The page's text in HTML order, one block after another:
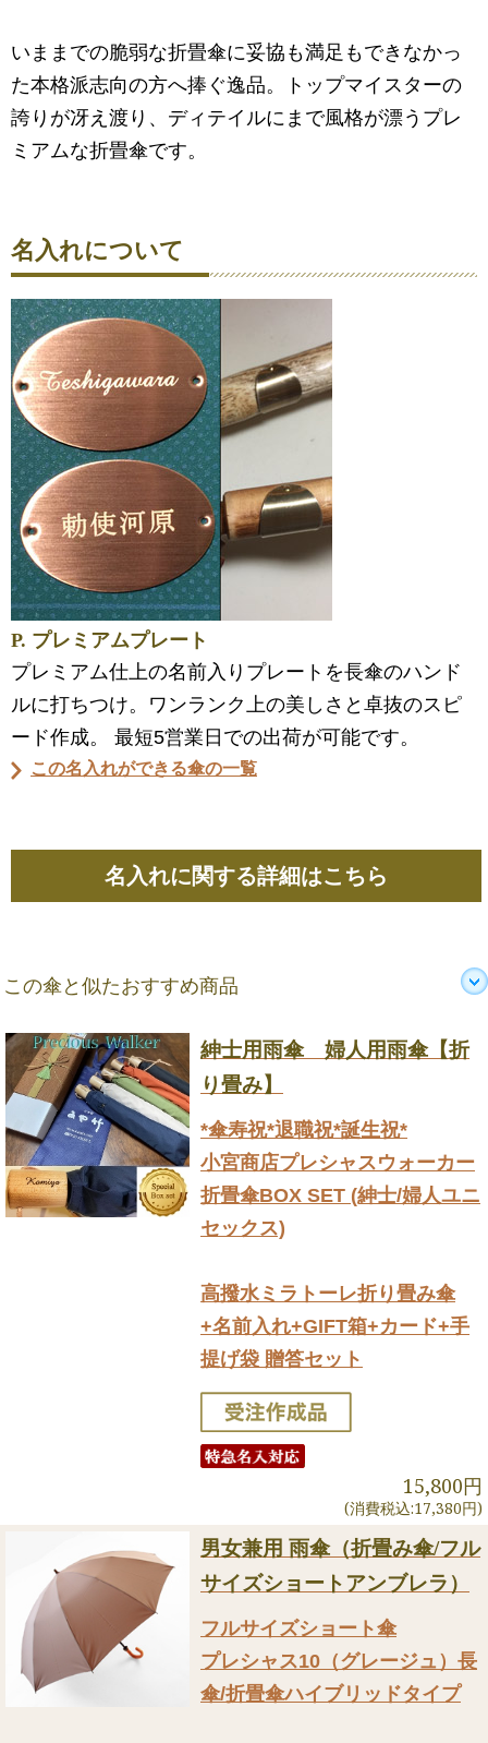
いままでの脆弱な折畳傘に妥協も満足もできなかっ
た本格派志向の方へ捧ぐ逸品。トップマイスターの
誇りが冴え渡り、ディテイルにまで風格が漂うプレ
ミアムな折畳傘です。
名入れについて
P. プレミアムプレート
プレミアム仕上の名前入りプレートを長傘のハンド
ルに打ちつけ。ワンランク上の美しさと卓抜のスピ
ード作成。 最短5営業日での出荷が可能です。
この名入れができる傘の一覧
名入れに関する詳細はこちら
この傘と似たおすすめ商品
紳士用雨傘 婦人用雨傘【折
り畳み】
*傘寿祝*退職祝*誕生祝*
小宮商店プレシャスウォーカー
折畳傘BOX SET (紳士/婦人ユニ
セックス)
高撥水ミラトーレ折り畳み傘
+名前入れ+GIFT箱+カード+手
提げ袋 贈答セット
15,800円
(消費税込:17,380円)
男女兼用 雨傘（折畳み傘/フル
サイズショートアンブレラ）
フルサイズショート傘
プレシャス10（グレージュ）長
傘/折畳傘ハイブリッドタイプ